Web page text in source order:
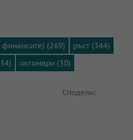
(269)
ръст (344)
октомври (30)
Сподели: